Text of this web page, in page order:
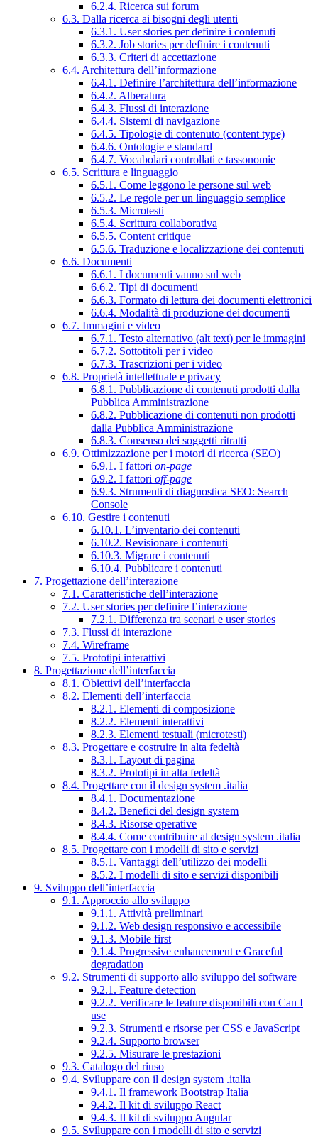
6.2.4. Ricerca sui forum
6.3. Dalla ricerca ai bisogni degli utenti
6.3.1. User stories per definire i contenuti
6.3.2. Job stories per definire i contenuti
6.3.3. Criteri di accettazione
6.4. Architettura dell’informazione
6.4.1. Definire l’architettura dell’informazione
6.4.2. Alberatura
6.4.3. Flussi di interazione
6.4.4. Sistemi di navigazione
6.4.5. Tipologie di contenuto (content type)
6.4.6. Ontologie e standard
6.4.7. Vocabolari controllati e tassonomie
6.5. Scrittura e linguaggio
6.5.1. Come leggono le persone sul web
6.5.2. Le regole per un linguaggio semplice
6.5.3. Microtesti
6.5.4. Scrittura collaborativa
6.5.5. Content critique
6.5.6. Traduzione e localizzazione dei contenuti
6.6. Documenti
6.6.1. I documenti vanno sul web
6.6.2. Tipi di documenti
6.6.3. Formato di lettura dei documenti elettronici
6.6.4. Modalità di produzione dei documenti
6.7. Immagini e video
6.7.1. Testo alternativo (alt text) per le immagini
6.7.2. Sottotitoli per i video
6.7.3. Trascrizioni per i video
6.8. Proprietà intellettuale e privacy
6.8.1. Pubblicazione di contenuti prodotti dalla
Pubblica Amministrazione
6.8.2. Pubblicazione di contenuti non prodotti
dalla Pubblica Amministrazione
6.8.3. Consenso dei soggetti ritratti
6.9. Ottimizzazione per i motori di ricerca (SEO)
6.9.1. I fattori on-page
6.9.2. I fattori off-page
6.9.3. Strumenti di diagnostica SEO: Search
Console
6.10. Gestire i contenuti
6.10.1. L’inventario dei contenuti
6.10.2. Revisionare i contenuti
6.10.3. Migrare i contenuti
6.10.4. Pubblicare i contenuti
7. Progettazione dell’interazione
7.1. Caratteristiche dell’interazione
7.2. User stories per definire l’interazione
7.2.1. Differenza tra scenari e user stories
7.3. Flussi di interazione
7.4. Wireframe
7.5. Prototipi interattivi
8. Progettazione dell’interfaccia
8.1. Obiettivi dell’interfaccia
8.2. Elementi dell’interfaccia
8.2.1. Elementi di composizione
8.2.2. Elementi interattivi
8.2.3. Elementi testuali (microtesti)
8.3. Progettare e costruire in alta fedeltà
8.3.1. Layout di pagina
8.3.2. Prototipi in alta fedeltà
8.4. Progettare con il design system .italia
8.4.1. Documentazione
8.4.2. Benefici del design system
8.4.3. Risorse operative
8.4.4. Come contribuire al design system .italia
8.5. Progettare con i modelli di sito e servizi
8.5.1. Vantaggi dell’utilizzo dei modelli
8.5.2. I modelli di sito e servizi disponibili
9. Sviluppo dell’interfaccia
9.1. Approccio allo sviluppo
9.1.1. Attività preliminari
9.1.2. Web design responsivo e accessibile
9.1.3. Mobile first
9.1.4. Progressive enhancement e Graceful
degradation
9.2. Strumenti di supporto allo sviluppo del software
9.2.1. Feature detection
9.2.2. Verificare le feature disponibili con Can I
use
9.2.3. Strumenti e risorse per CSS e JavaScript
9.2.4. Supporto browser
9.2.5. Misurare le prestazioni
9.3. Catalogo del riuso
9.4. Sviluppare con il design system .italia
9.4.1. Il framework Bootstrap Italia
9.4.2. Il kit di sviluppo React
9.4.3. Il kit di sviluppo Angular
9.5. Sviluppare con i modelli di sito e servizi